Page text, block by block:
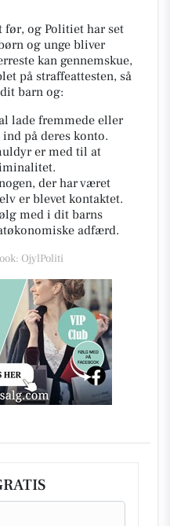
før, og Politiet har set
og unge bliver
kan gennemskue,
på straffeattesten, så
barn og:
lade fremmede eller
på deres konto.
er med til at
der har været
er blevet kontaktet.
med i dit barns
adfærd.
OjylPoliti